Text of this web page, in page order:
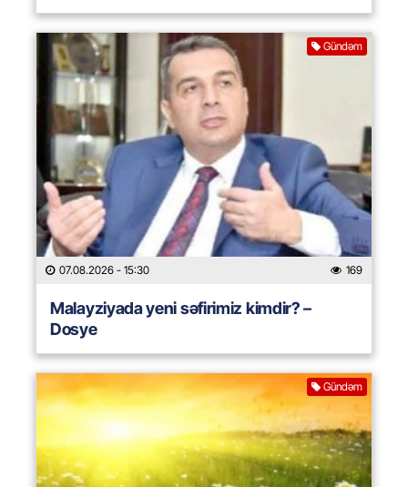
Gündəm
07.08.2026 - 15:30 169
Malayziyada yeni səfirimiz kimdir? –
Dosye
Gündəm